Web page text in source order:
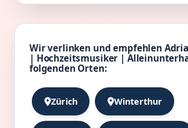
Wir verlinken und empfehlen
| Hochzeitsmusiker |
folgenden Orten:
Zürich Winterthur